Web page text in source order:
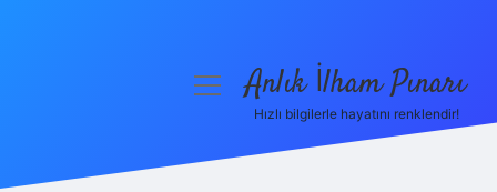
menüyüAnlık İlham Pınarı
Hızlı bilgilerle hayatını renklendir!